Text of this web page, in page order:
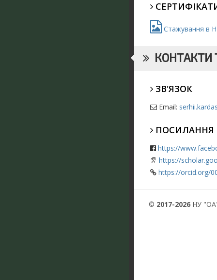
Стажування в
КОНТАКТИ
ЗВ'ЯЗОК
Email:
ПОСИЛАННЯ
https://
https://
https://orcid.org/
© 2017-2026 НУ